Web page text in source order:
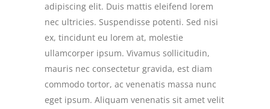
adipiscing elit. Duis mattis eleifend lorem
nec ultricies. Suspendisse potenti. Sed nisi
ex, tincidunt eu lorem at, molestie
ullamcorper ipsum. Vivamus sollicitudin,
mauris nec consectetur gravida, est diam
commodo tortor, ac venenatis massa nunc
eget ipsum. Aliquam venenatis sit amet velit